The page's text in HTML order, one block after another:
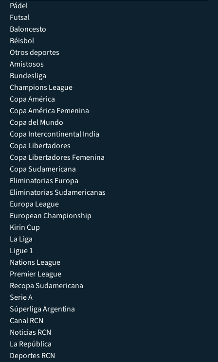
Pádel
Futsal
Baloncesto
Béisbol
Otros deportes
Amistosos
Bundesliga
Champions League
Copa América
Copa América Femenina
Copa del Mundo
Copa Intercontinental India
Copa Libertadores
Copa Libertadores Femenina
Copa Sudamericana
Eliminatorias Europa
Eliminatorias Sudamericanas
Europa League
European Championship
Kirin Cup
La Liga
Ligue 1
Nations League
Premier League
Recopa Sudamericana
Serie A
Súperliga Argentina
Canal RCN
Noticias RCN
La República
Deportes RCN